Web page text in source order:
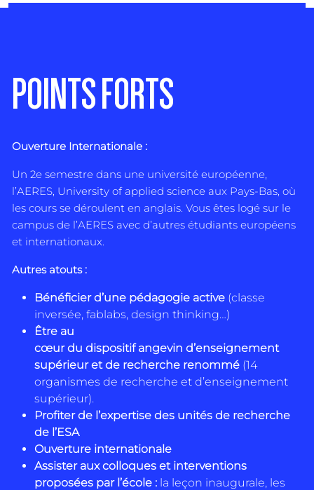
POINTS FORTS
Ouverture Internationale :
Un 2e semestre dans une université européenne,
l’AERES, University of applied science aux Pays-Bas, où
les cours se déroulent en anglais. Vous êtes logé sur le
campus de l’AERES avec d’autres étudiants européens
et internationaux.
Autres atouts :
Bénéficier d’une pédagogie active (classe
inversée, fablabs, design thinking…)
Être au
cœur du dispositif angevin d’enseignement
supérieur et de recherche renommé (14
organismes de recherche et d’enseignement
supérieur).
Profiter de l’expertise des unités de recherche
de l’ESA
Ouverture internationale
Assister aux colloques et interventions
proposées par l’école : la leçon inaugurale, les